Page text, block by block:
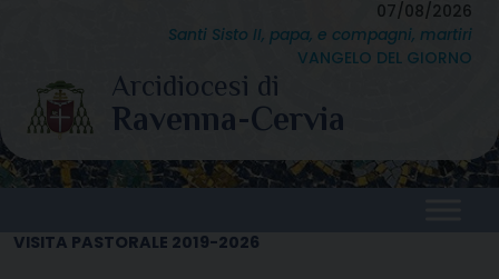
content
07/08/2026
Santi Sisto II, papa, e compagni, martiri
VANGELO DEL GIORNO
VISITA PASTORALE 2019-2026